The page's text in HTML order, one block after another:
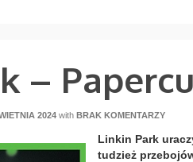
–
2024 with BRAK KOMENTARZY
Linkin Park
tudzież